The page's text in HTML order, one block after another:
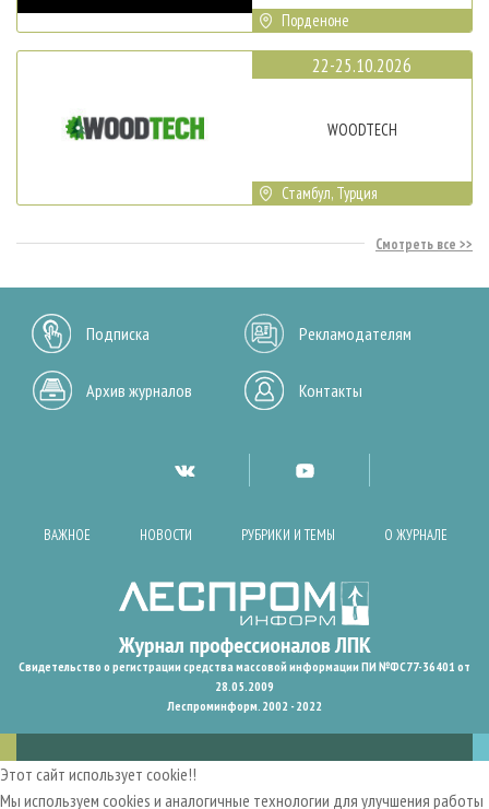
Порденоне
22-25.10.2026
WOODTECH
Стамбул, Турция
Смотреть все
Подписка Рекламодателям
Архив журналов Контакты
ВАЖНОЕ НОВОСТИ РУБРИКИ И ТЕМЫ О ЖУРНАЛЕ
Свидетельство о регистрации средства массовой информации ПИ №ФС77-36401 от
28.05.2009
Леспроминформ. 2002 - 2022
Этот сайт использует cookie!!
Мы используем cookies и аналогичные технологии для улучшения работы